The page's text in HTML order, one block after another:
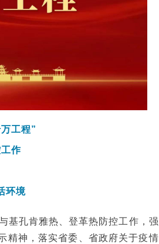
工程”
作
环境
基孔肯雅热、登革热防控工作，强
精神，落实省委、省政府关于疫情